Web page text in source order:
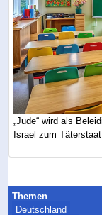
„Jude“ wird als
Israel zum Täterstaat
Themen
Deutschland